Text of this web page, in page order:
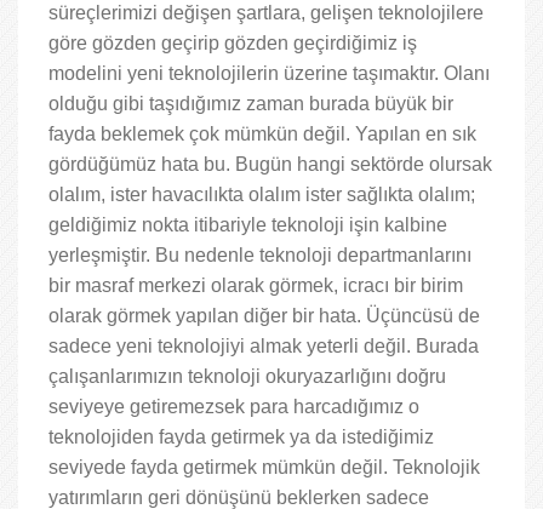
süreçlerimizi değişen şartlara, gelişen teknolojilere
göre gözden geçirip gözden geçirdiğimiz iş
modelini yeni teknolojilerin üzerine taşımaktır. Olanı
olduğu gibi taşıdığımız zaman burada büyük bir
fayda beklemek çok mümkün değil. Yapılan en sık
gördüğümüz hata bu. Bugün hangi sektörde olursak
olalım, ister havacılıkta olalım ister sağlıkta olalım;
geldiğimiz nokta itibariyle teknoloji işin kalbine
yerleşmiştir. Bu nedenle teknoloji departmanlarını
bir masraf merkezi olarak görmek, icracı bir birim
olarak görmek yapılan diğer bir hata. Üçüncüsü de
sadece yeni teknolojiyi almak yeterli değil. Burada
çalışanlarımızın teknoloji okuryazarlığını doğru
seviyeye getiremezsek para harcadığımız o
teknolojiden fayda getirmek ya da istediğimiz
seviyede fayda getirmek mümkün değil. Teknolojik
yatırımların geri dönüşünü beklerken sadece